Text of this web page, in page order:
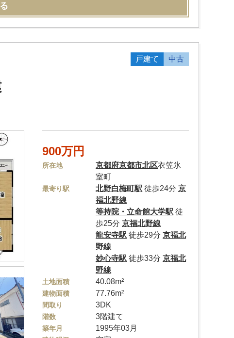
戸建て 中古
900万円
所在地 京都府京都市北区衣笠氷
室町
最寄り駅 北野白梅町駅 徒歩24分京
福北野線
等持院・立命館大学駅 徒
歩25分京福北野線
龍安寺駅 徒歩29分京福北
野線
妙心寺駅 徒歩33分京福北
野線
土地面積 40.08m²
建物面積 77.76m²
間取り 3DK
階数 3階建て
築年月 1995年03月